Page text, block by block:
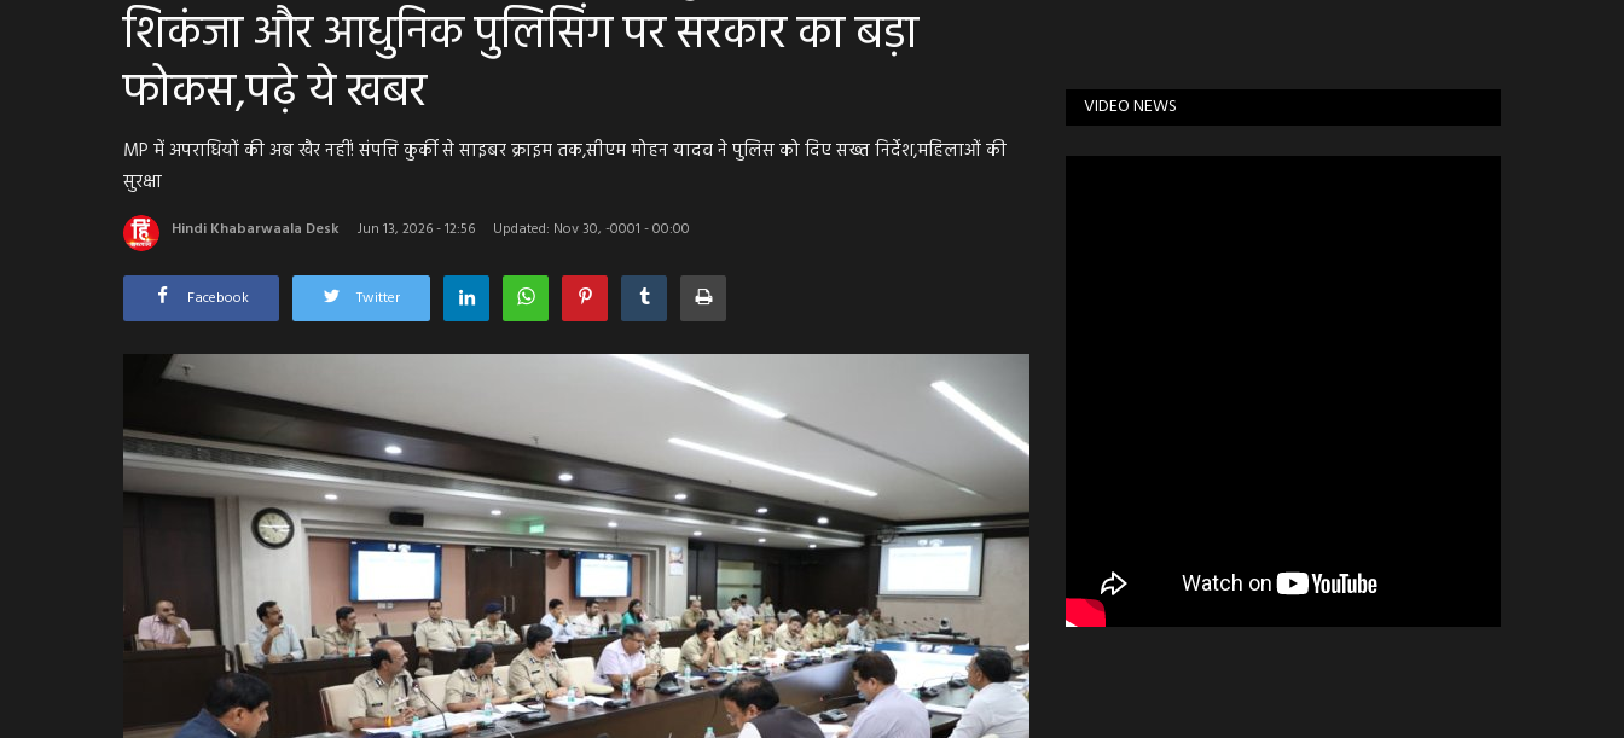
शिकंजा और आधुनिक पुलिसिंग पर सरकार का बड़ा
फोकस,पढ़े ये खबर
MP में अपराधियों की अब खैर नहीं! संपत्ति कुर्की से साइबर क्राइम तक,सीएम मोहन यादव ने पुलिस को दिए सख्त निर्देश,महिलाओं की
सुरक्षा
Hindi Khabarwaala Desk Jun 13, 2026 - 12:56 Updated: Nov 30, -0001 - 00:00
Facebook Twitter
VIDEO NEWS